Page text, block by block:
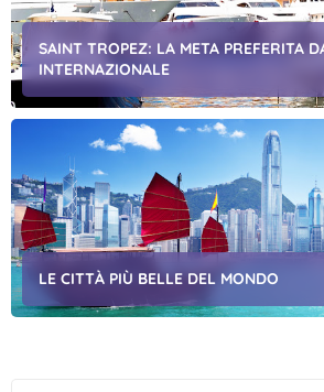
SAINT TROPEZ: LA META PREFERITA
INTERNAZIONALE
LE CITTÀ PIÙ BELLE DEL MONDO